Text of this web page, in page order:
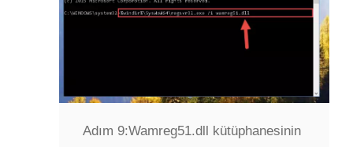
Adım 9:Wamreg51.dll kütüphanesinin